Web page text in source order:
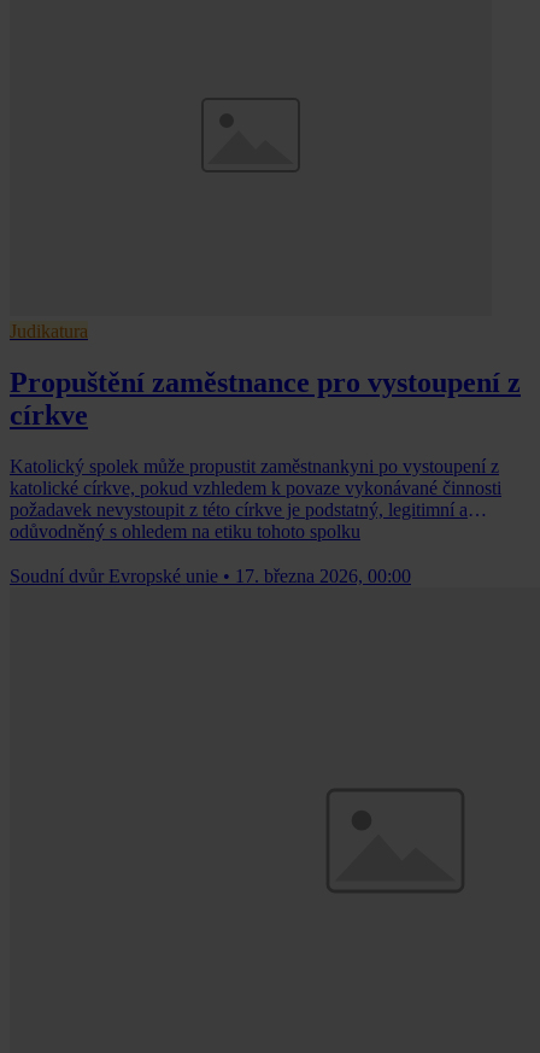
Judikatura
Propuštění zaměstnance pro vystoupení z
církve
Katolický spolek může propustit zaměstnankyni po vystoupení z
katolické církve, pokud vzhledem k povaze vykonávané činnosti
požadavek nevystoupit z této církve je podstatný, legitimní a
odůvodněný s ohledem na etiku tohoto spolku
Soudní dvůr Evropské unie • 17. března 2026, 00:00